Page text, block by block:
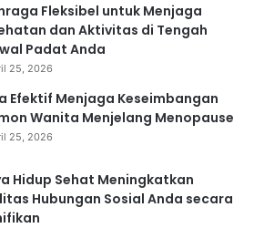
Fleksibel untuk Menjaga
dan Aktivitas di Tengah
Padat Anda
25, 2026
Efektif Menjaga Keseimbangan
Wanita Menjelang Menopause
25, 2026
Hidup Sehat Meningkatkan
Hubungan Sosial Anda secara